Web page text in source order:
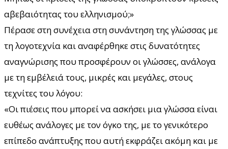
αβεβαιότητας του ελληνισμού;»
Πέρασε στη συνέχεια στη συνάντηση της γλώσσας με
τη λογοτεχνία και αναφέρθηκε στις δυνατότητες
αναγνώρισης που προσφέρουν οι γλώσσες, ανάλογα
με τη εμβέλειά τους, μικρές και μεγάλες, στους
τεχνίτες του λόγου:
«Οι πιέσεις που μπορεί να ασκήσει μια γλώσσα είναι
ευθέως ανάλογες με τον όγκο της, με το γενικότερο
επίπεδο ανάπτυξης που αυτή εκφράζει ακόμη και με